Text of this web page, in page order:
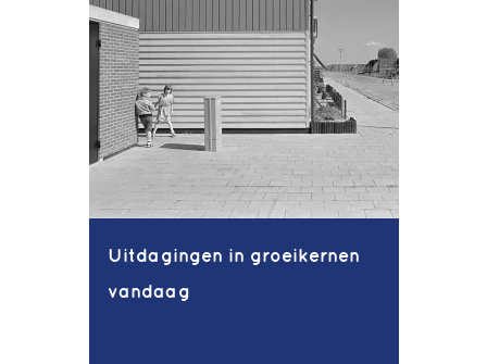
Uitdagingen in groeikernen
vandaag